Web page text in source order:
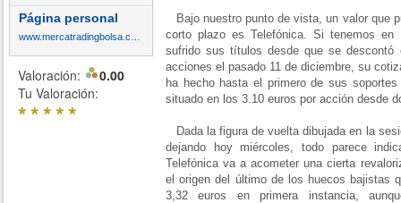
Página personal
Valoración:
0.00
Tu Valoración:
*****
Bajo nuestro punto de vista, un valor que
corto plazo es Telefónica. Si tenemos
sufrido sus títulos desde que se
acciones el pasado 11 de diciembre, su
ha hecho hasta el primero de sus
situado en los 3.10 euros por acción desde
Dada la figura de vuelta dibujada en la
dejando hoy miércoles, todo parece
Telefónica va a acometer una cierta
el origen del último de los huecos bajistas
3,32 euros en primera instancia,